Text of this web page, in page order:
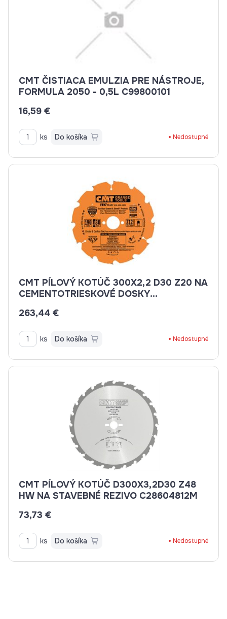
CMT ČISTIACA EMULZIA PRE NÁSTROJE,
FORMULA 2050 - 0,5L C99800101
16,59 €
ks Do košíka Nedostupné
CMT PÍLOVÝ KOTÚČ 300X2,2 D30 Z20 NA
CEMENTOTRIESKOVÉ DOSKY
263,44 €
ks Do košíka Nedostupné
CMT PÍLOVÝ KOTÚČ D300X3,2D30 Z48
HW NA STAVEBNÉ REZIVO C28604812M
73,73 €
ks Do košíka Nedostupné